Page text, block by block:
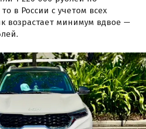
в России с учетом всех
возрастает минимум вдвое —